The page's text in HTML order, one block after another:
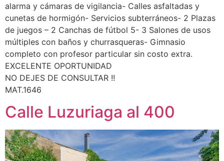
alarma y cámaras de vigilancia- Calles asfaltadas y
cunetas de hormigón- Servicios subterráneos- 2 Plazas
de juegos – 2 Canchas de fútbol 5- 3 Salones de usos
múltiples con baños y churrasqueras- Gimnasio
completo con profesor particular sin costo extra.
EXCELENTE OPORTUNIDAD
NO DEJES DE CONSULTAR !!
MAT.1646
Calle Luzuriaga al 400